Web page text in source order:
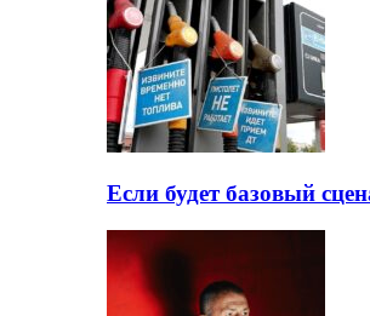
Если будет базовый